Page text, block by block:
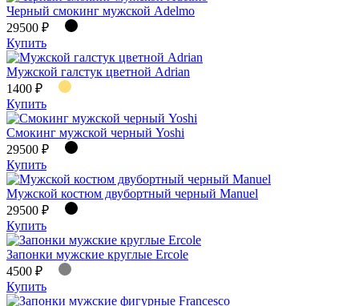
Черный смокинг мужской Adelmo
29500 ₽
Купить
Мужской галстук цветной Adrian
1400 ₽
Купить
Смокинг мужской черный Yoshi
29500 ₽
Купить
Мужской костюм двубортный черный Manuel
29500 ₽
Купить
Запонки мужские круглые Ercole
4500 ₽
Купить